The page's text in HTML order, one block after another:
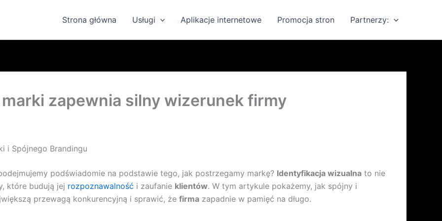
Strona główna Usługi Aplikacje internetowe Promocja stron Partnerzy:
zapewnia silny wizerunek firmy
i Spójnego Brandingu
podświadomie na podstawie tego, jak postrzegamy markę? Identyfikacja wizualna to nie
które budują jej rozpoznawalność i zaufanie klientów. W tym artykule pokażemy, jak spójny i
przewagą konkurencyjną i sprawić, że firma zapadnie w pamięć na długo.